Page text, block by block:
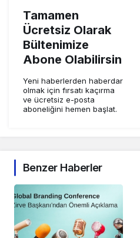
Tamamen
Ücretsiz Olarak
Bültenimize
Abone Olabilirsin
Yeni haberlerden haberdar
olmak için fırsatı kaçırma
ve ücretsiz e-posta
aboneliğini hemen başlat.
Benzer Haberler